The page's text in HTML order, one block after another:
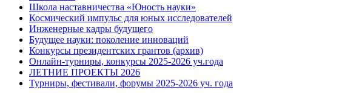
Школа наставничества «Юность науки»
Космический импульс для юных исследователей
Инженерные кадры будущего
Будущее науки: поколение инноваций
Конкурсы президентских грантов (архив)
Онлайн-турниры, конкурсы 2025-2026 уч.года
ЛЕТНИЕ ПРОЕКТЫ 2026
Турниры, фестивали, форумы 2025-2026 уч. года